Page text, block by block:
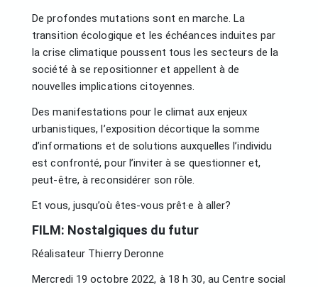
De profondes mutations sont en marche. La
transition écologique et les échéances induites par
la crise climatique poussent tous les secteurs de la
société à se repositionner et appellent à de
nouvelles implications citoyennes.
Des manifestations pour le climat aux enjeux
urbanistiques, l’exposition décortique la somme
d’informations et de solutions auxquelles l’individu
est confronté, pour l’inviter à se questionner et,
peut-être, à reconsidérer son rôle.
Et vous, jusqu’où êtes-vous prêt·e à aller?
FILM: Nostalgiques du futur
Réalisateur Thierry Deronne
Mercredi 19 octobre 2022, à 18 h 30, au Centre social